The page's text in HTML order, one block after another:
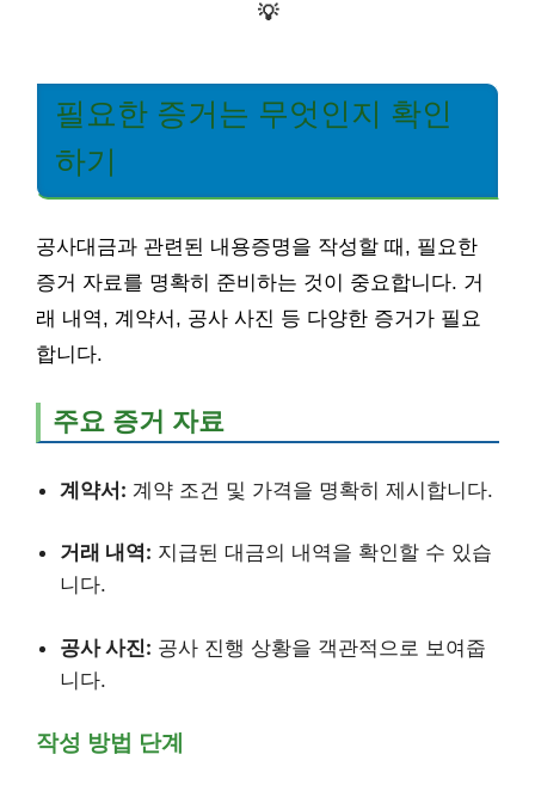
💡
필요한 증거는 무엇인지 확인
하기
공사대금과 관련된 내용증명을 작성할 때, 필요한
증거 자료를 명확히 준비하는 것이 중요합니다. 거
래 내역, 계약서, 공사 사진 등 다양한 증거가 필요
합니다.
주요 증거 자료
계약서: 계약 조건 및 가격을 명확히 제시합니다.
거래 내역: 지급된 대금의 내역을 확인할 수 있습
니다.
공사 사진: 공사 진행 상황을 객관적으로 보여줍
니다.
작성 방법 단계